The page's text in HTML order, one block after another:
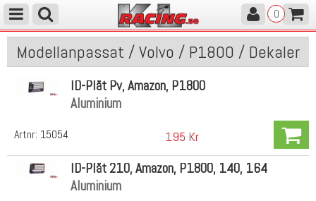
0
Modellanpassat / Volvo / P1800 / Dekaler
Artnr: 15054
ID-Plåt Pv, Amazon, P1800
Aluminium
195 Kr
ID-Plåt 210, Amazon, P1800, 140, 164
Aluminium